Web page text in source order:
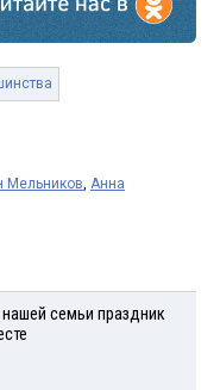
Мельников, Анна
семьи праздник